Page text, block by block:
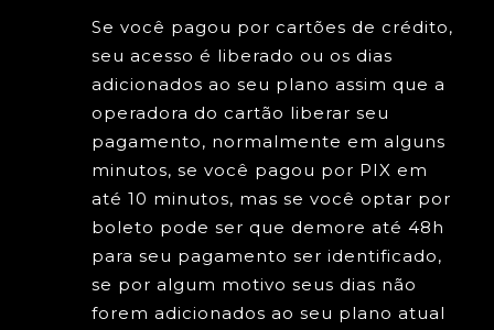
Se você pagou por cartões de crédito,
seu acesso é liberado ou os dias
adicionados ao seu plano assim que a
operadora do cartão liberar seu
pagamento, normalmente em alguns
minutos, se você pagou por PIX em
até 10 minutos, mas se você optar por
boleto pode ser que demore até 48h
para seu pagamento ser identificado,
se por algum motivo seus dias não
forem adicionados ao seu plano atual